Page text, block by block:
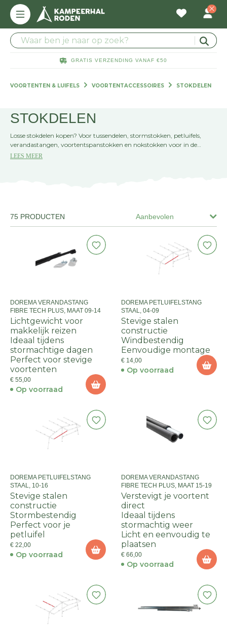
GRATIS VERZENDING VANAF €50
VOORTENTEN & LUIFELS VOORTENTACCESSOIRES STOKDELEN
STOKDELEN
Losse stokdelen kopen? Voor tussendelen, stormstokken, petluifels,
verandastangen, voortentspanstokken en nokstokken voor in de
(voor)tent ben je hier aan het juiste adres. Toch liever de stok in de
LEES MEER
Aanbevolen
75 PRODUCTEN
DOREMA VERANDASTANG
FIBRE TECH PLUS, MAAT 09-14
Lichtgewicht voor
makkelijk reizen
Ideaal tijdens
stormachtige dagen
Perfect voor stevige
voortenten
€ 55,00
Op voorraad
DOREMA PETLUIFELSTANG
STAAL, 04-09
Stevige stalen
constructie
Windbestendig
Eenvoudige montage
€ 14,00
Op voorraad
DOREMA PETLUIFELSTANG
STAAL, 10-16
Stevige stalen
constructie
Stormbestendig
Perfect voor je
petluifel
€ 22,00
Op voorraad
DOREMA VERANDASTANG
FIBRE TECH PLUS, MAAT 15-19
Verstevigt je voortent
direct
Ideaal tijdens
stormachtig weer
Licht en eenvoudig te
plaatsen
€ 66,00
Op voorraad